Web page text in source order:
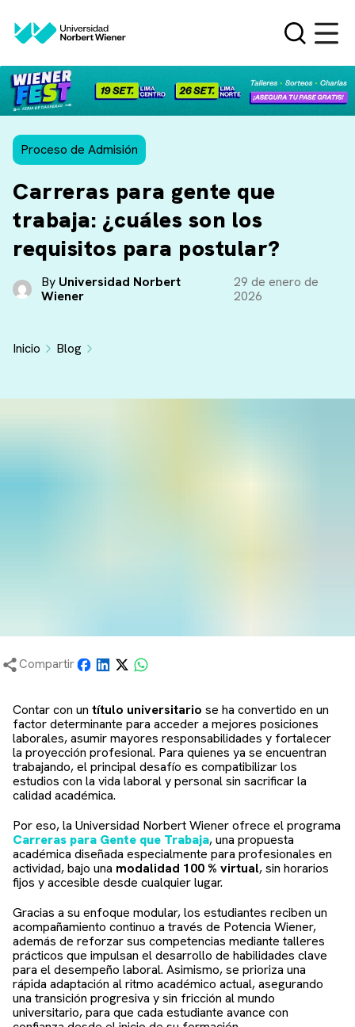
Proceso de Admisión
Carreras para gente que
trabaja: ¿cuáles son los
requisitos para postular?
By Universidad Norbert
Wiener
29 de enero de
2026
Inicio
Blog
Compartir
Contar con un título universitario se ha convertido en un
factor determinante para acceder a mejores posiciones
laborales, asumir mayores responsabilidades y fortalecer
la proyección profesional. Para quienes ya se encuentran
trabajando, el principal desafío es compatibilizar los
estudios con la vida laboral y personal sin sacrificar la
calidad académica.
Por eso, la Universidad Norbert Wiener ofrece el programa
Carreras para Gente que Trabaja, una propuesta
académica diseñada especialmente para profesionales en
actividad, bajo una modalidad 100 % virtual, sin horarios
fijos y accesible desde cualquier lugar.
Gracias a su enfoque modular, los estudiantes reciben un
acompañamiento continuo a través de Potencia Wiener,
además de reforzar sus competencias mediante talleres
prácticos que impulsan el desarrollo de habilidades clave
para el desempeño laboral. Asimismo, se prioriza una
rápida adaptación al ritmo académico actual, asegurando
una transición progresiva y sin fricción al mundo
universitario, para que cada estudiante avance con